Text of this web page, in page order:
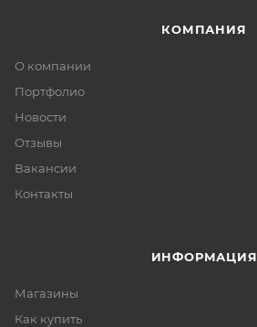
КОМПАНИЯ
О компании
Портфолио
Новости
Отзывы
Вакансии
Контакты
ИНФОРМАЦИЯ
Магазины
Как купить